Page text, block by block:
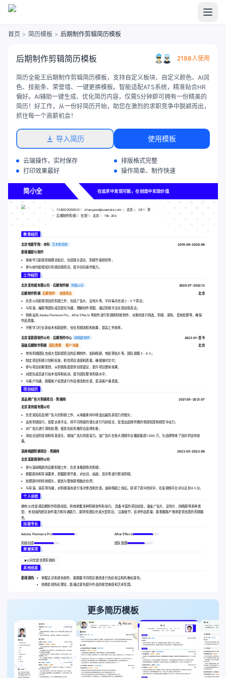
首页 > 简历模板 > 后期制作剪辑简历模板
后期制作剪辑简历模板 2198人使用
简历全能王后期制作剪辑简历模板，支持自定义板块、自定义颜色、AI润
色、技能条、荣誉墙、一键更换模板。智能适配ATS系统，精准贴合HR
偏好。AI辅助一键生成、优化简历内容，仅需5分钟即可拥有一份精美的
简历！好工作，从一份好简历开始，助您在激烈的求职竞争中脱颖而出，
抓住每一个高薪机会！
导入简历 使用模板
云端操作，实时保存
排版格式完整
打印效果最好
操作简单、制作快速
简小全 在追求中发现可能，在创造中实现价值
13800000000 zhangwei@example.com 北京 28
男
后期制作剪辑
在职 北京 15k-20k
教育经历
北京电影学院 - 本科 艺术类院校
2016.09-2020.06
影视摄影与制作
系统学习影视剪辑理论知识，包括镜头语言、剪辑节奏把控等；
参与校内影视短片剪辑实践项目，提升实际操作能力。
工作经历
北京某传媒有限公司 - 后期制作部 传媒公司
2020.07-2022.12
后期制作剪辑 后期制作 创意表达 北京
负责公司影视项目的剪辑工作，包括广告片、宣传片等，平均每月完成 3 - 5 个项目；
与导演、编剧等团队成员密切沟通，理解创作意图，通过剪辑手法实现创意表达；
熟练运用 Adobe Premiere Pro、After Effects 等软件进行剪辑和特效制作，对素材进行筛选、剪辑、调色、音效处理等，确保
作品质量；
不断学习行业新技术和新趋势，优化剪辑流程和效果，提高工作效率。
北京某影视制作公司 - 后期制作中心 网络剧制作 2023.01-至今
高级后期制作剪辑 团队管理 客户沟通
北京
带领剪辑团队完成大型影视项目的后期制作，如网络剧、电影预告片等，团队规模 5 - 8 人；
制定项目剪辑计划和标准，把控项目进度和质量，确保按时交付；
参与项目前期策划，从剪辑角度提供创意建议，提升项目整体效果；
对团队成员进行技术指导和培训，提升团队整体剪辑水平；
与客户沟通，根据客户反馈进行作品修改和完善，提高客户满意度。
项目经历
某品牌广告片剪辑项目 - 剪辑师
2021.05-2021.07
北京某传媒有限公司
负责某知名品牌广告片的剪辑工作，从海量素材中筛选出最具表现力的镜头；
运用剪辑技巧，如蒙太奇手法，将不同场景的镜头进行巧妙组合，营造出品牌所需的情感氛围和视觉冲击力；
对广告片进行调色处理，使其色彩风格符合品牌形象；
添加合适的音效和背景音乐，增强广告片的感染力。该广告片在各大视频平台播放量超 1000 万，为品牌带来了良好的宣传效
果。
某网络剧剪辑项目 - 剪辑师
2023.03-2023.08
北京某影视制作公司
参与某网络剧的后期剪辑工作，负责多集剧情的剪辑；
根据剧本和导演要求，把握剧情节奏，对台词、画面、音乐等进行精准剪辑；
处理剧中的特效镜头，使其与整体剧情融合自然；
与导演、演员等沟通，对剪辑版本进行多次修改和完善。该网络剧上线后，获得了观众的好评，在某视频平台评分达到 8.5 分。
个人总结
拥有[X]年影视后期制作剪辑经验，熟练掌握多种剪辑软件和技巧； 具备丰富的项目经验，涵盖广告片、宣传片、网络剧等多种类
型； 有较强的团队协作能力和沟通能力，能带领团队完成大型项目； 注重细节，追求作品质量，能根据客户需求提供优质的剪辑服
务。
技能专长
Adobe Premiere Pro After Effects
剪辑创意 团队管理
荣誉奖项
公司年度优秀剪辑师
其他信息
影视调色: 掌握达芬奇调色软件，能根据不同项目需求进行色彩校正和风格化调色；
熟悉影视色彩理论，能通过调色提升作品的视觉美感和艺术氛围。
更多简历模板